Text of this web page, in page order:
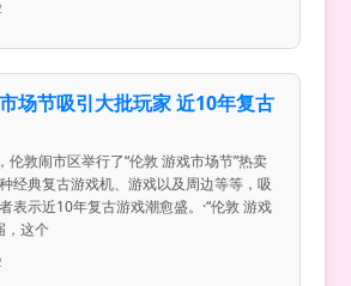
场节吸引大批玩家 近10年复古
伦敦闹市区举行了“伦敦 游戏市场节”热卖
经典复古游戏机、游戏以及周边等等，吸
表示近10年复古游戏潮愈盛。·“伦敦 游戏
，这个